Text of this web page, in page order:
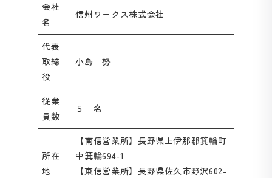
会社
名
信州ワークス株式会社
代表
取締
役
小島 努
従業
員数
５ 名
所在
地
【南信営業所】長野県上伊那郡箕輪町
中箕輪694-1
【東信営業所】長野県佐久市野沢602-